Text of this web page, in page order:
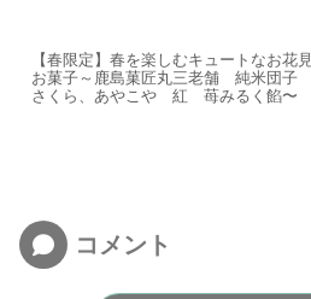
【春限定】春を楽しむキュートなお花見
お菓子～鹿島菓匠丸三老舗 純米団子
さくら、あやこや 紅 苺みるく餡〜
コメント